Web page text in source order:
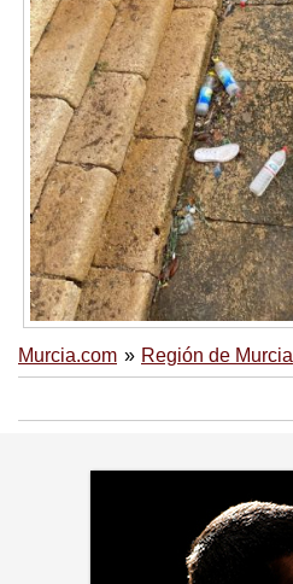
Murcia.com Región de Murcia